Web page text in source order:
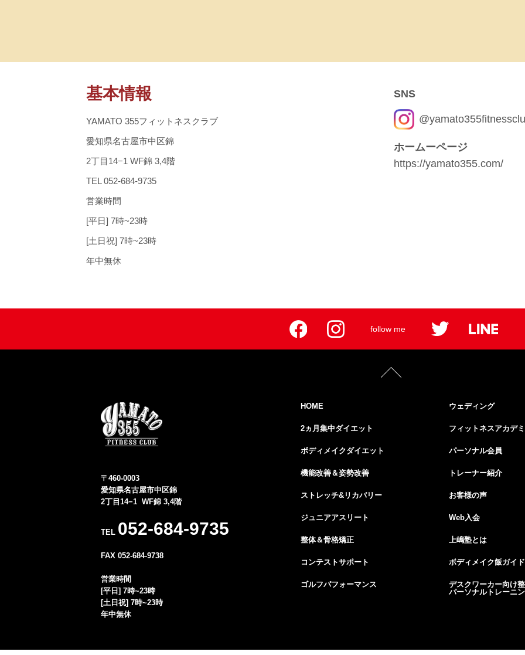
基本情報
YAMATO 355フィットネスクラブ
愛知県名古屋市中区錦
2丁目14−1 WF錦 3,4階
TEL 052-684-9735
営業時間
[平日] 7時~23時
[土日祝] 7時~23時
年中無休
SNS
ホームーページ
https://yamato355.com/
follow me
〒460-0003
愛知県名古屋市中区錦
2丁目14−1 WF錦 3,4階
TEL 052-684-9735
FAX 052-684-9738
営業時間
[平日] 7時~23時
[土日祝] 7時~23時
年中無休
HOME
2ヵ月集中ダイエット
ボディメイクダイエット
機能改善＆姿勢改善
ストレッチ&リカバリー
ジュニアアスリート
整体＆骨格矯正
コンテストサポート
ゴルフパフォーマンス
ウェディング
フィットネスアカデ
パーソナル会員
トレーナー紹介
お客様の声
Web入会
上嶋塾とは
ボディメイク飯ガイド
デスクワーカー向け
パーソナルトレーニ